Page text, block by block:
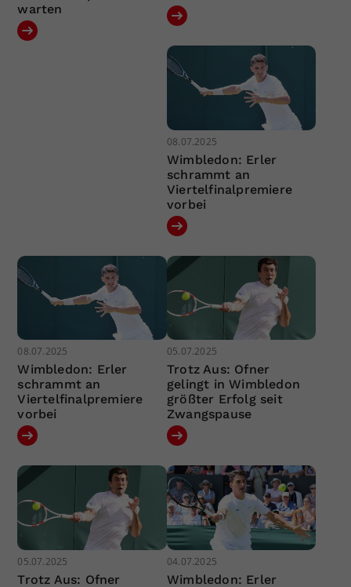
warten
08.07.2025
Wimbledon: Erler
schrammt an
Viertelfinalpremiere
vorbei
08.07.2025
Wimbledon: Erler
schrammt an
Viertelfinalpremiere
vorbei
05.07.2025
Trotz Aus: Ofner
gelingt in Wimbledon
größter Erfolg seit
Zwangspause
05.07.2025
Trotz Aus: Ofner
04.07.2025
Wimbledon: Erler